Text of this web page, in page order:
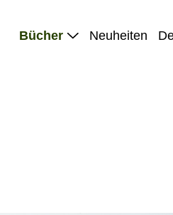
Bücher
Neuheiten